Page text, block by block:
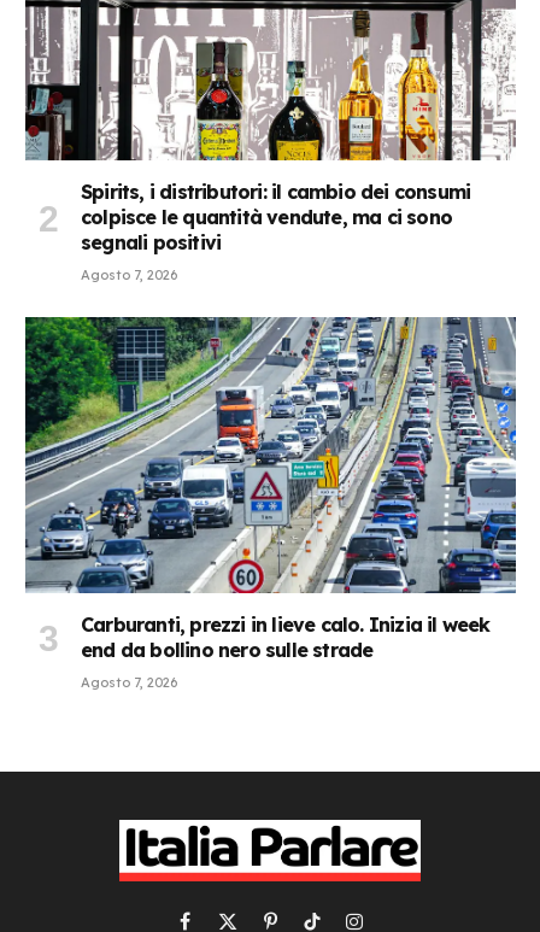
Spirits, i distributori: il cambio dei consumi
colpisce le quantità vendute, ma ci sono
segnali positivi
Agosto 7, 2026
Carburanti, prezzi in lieve calo. Inizia il week
end da bollino nero sulle strade
Agosto 7, 2026